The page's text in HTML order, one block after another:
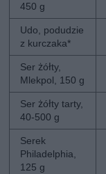
450 g
Udo, podudzie
z kurczaka*
Ser żółty,
Mlekpol, 150 g
Ser żółty tarty,
40-500 g
Serek
Philadelphia,
125 g